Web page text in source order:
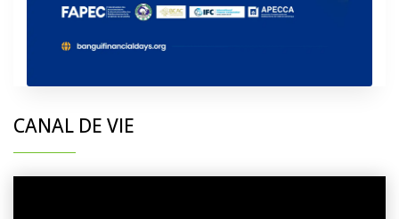
CANAL DE VIE